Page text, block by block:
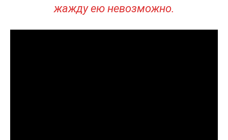
жажду ею невозможно.